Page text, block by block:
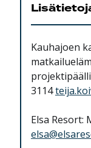
Kauhajoen
3114
Elsa Resort: